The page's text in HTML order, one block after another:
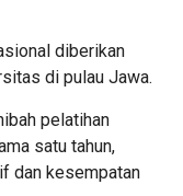
diberikan
di pulau Jawa.
pelatihan
satu tahun,
dan kesempatan